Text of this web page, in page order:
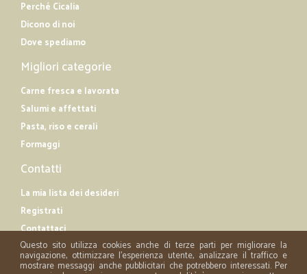
Perché Cicalia
Dicono di noi
Dove spediamo
Migliori categorie
Carne fresca e lavorata
Salumi e affettati
Pasta, riso e cerali
Formaggi
Contatti
La mia lista dei desideri
Registrati
Contattaci
Questo sito utilizza cookies anche di terze parti per migliorare la
navigazione, ottimizzare l'esperienza utente, analizzare il traffico e
mostrare messaggi anche pubblicitari che potrebbero interessati. Per